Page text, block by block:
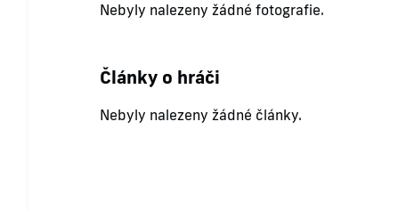
Nebyly nalezeny žádné fotografie.
Články o hráči
Nebyly nalezeny žádné články.